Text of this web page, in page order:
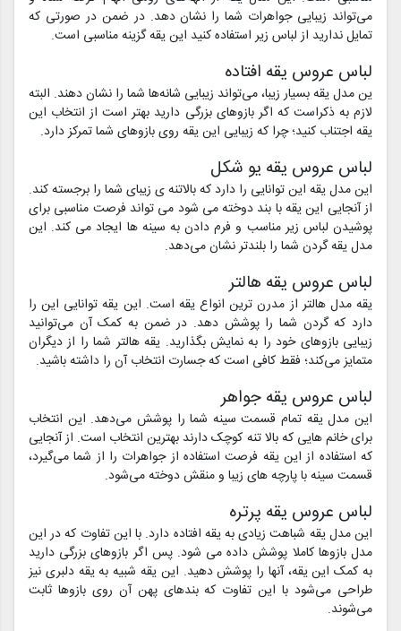
می‌تواند زیبایی جواهرات شما را نشان دهد. در ضمن در صورتی که
تمایل ندارید از لباس زیر استفاده کنید این یقه گزینه مناسبی است.
لباس عروس یقه افتاده
ین مدل یقه بسیار زیبا، می‌تواند زیبایی شانه‌ها شما را نشان دهند. البته
لازم به ذکراست که اگر بازوهای بزرگی دارید بهتر است از انتخاب این
یقه اجتناب کنید؛ چرا که زیبایی این یقه روی بازوهای شما تمرکز دارد.
لباس عروس یقه یو شکل
این مدل یقه این توانایی را دارد که بالاتنه ی زیبای شما را برجسته کند.
از آنجایی این یقه با بند دوخته می شود می تواند فرصت مناسبی برای
پوشیدن لباس زیر مناسب و فرم دادن به سینه ها ایجاد می کند. این
مدل یقه گردن شما را بلندتر نشان می‌دهد.
لباس عروس یقه هالتر
یقه مدل هالتر از مدرن ترین انواع یقه است. این یقه توانایی این را
دارد که گردن شما را پوشش دهد. در ضمن به کمک آن می‌توانید
زیبایی بازوهای خود را به نمایش بگذارید. یقه هالتر شما را از دیگران
متمایز می‌کند؛ فقط کافی است که جسارت انتخاب آن را داشته باشید.
لباس عروس یقه جواهر
این مدل یقه تمام قسمت سینه شما را پوشش می‌دهد. این انتخاب
برای خانم هایی که بالا تنه کوچک دارند بهترین انتخاب است. از آنجایی
که استفاده از این یقه فرصت استفاده از جواهرات را از شما می‌گیرد،
قسمت سینه با پارچه های زیبا و منقش دوخته می‌شود.
لباس عروس یقه پرتره
این مدل یقه شباهت زیادی به یقه افتاده دارد. با این تفاوت که در این
مدل بازوها کاملا پوشش داده می شود. پس اگر بازوهای بزرگی دارید
به کمک این یقه، آنها را پوشش دهید. این یقه شبیه به یقه دلبری نیز
طراحی می‌شود با این تفاوت که بندهای پهن آن روی بازوها ثابت
می‌شوند.